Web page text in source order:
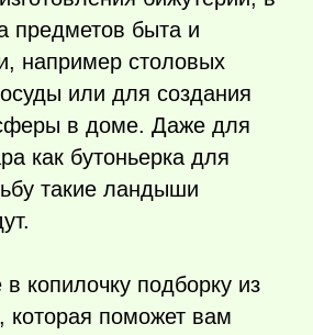
предметов быта и
например столовых
или для создания
в доме. Даже для
как бутоньерка для
такие ландыши
копилочку подборку из
которая поможет вам